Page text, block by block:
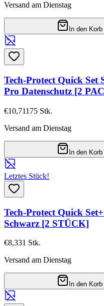
Versand am Dienstag
In den Korb
Tech-Protect Quick Set
Pro Datenschutz [2
€10,71175 Stk.
Versand am Dienstag
In den Korb
Letztes Stück!
Tech-Protect Quick
Schwarz [2 STÜCK]
€8,331 Stk.
Versand am Dienstag
In den Korb